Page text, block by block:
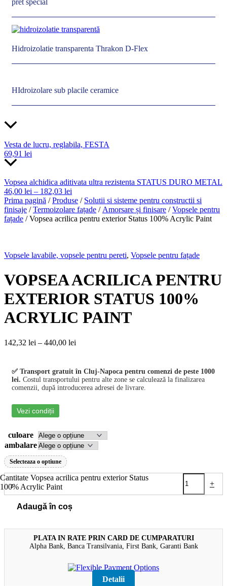
pret special
Hidroizolatie transparenta Thrakon D-Flex
HIdroizolare sub placile ceramice
Vesta de lucru, reglabila, FESTA
69,91 lei
Vopsea alchidica aditivata ultra rezistenta STATUS DURO METAL
46,00 lei – 182,03 lei
Prima pagină /Produse / Solutii si sisteme pentru constructii si
finisaje /Termoizolare fațade / Amorsare și finisare /Vopsele pentru
fațade / Vopsea acrilica pentru exterior Status 100% Acrylic Paint
Vopsele lavabile, vopsele pentru pereti, Vopsele pentru fațade
VOPSEA ACRILICA PENTRU
EXTERIOR STATUS 100%
ACRYLIC PAINT
142,32 lei – 440,00 lei
✅ Transport gratuit în Cluj-Napoca pentru comenzi de peste 1000
lei. Costul transportului pentru alte zone se calculează la finalizarea
comenzii, după introducerea adresei de livrare.
Vezi condiții
culoare
ambalare
Selecteaza o optiune
-
Cantitate Vopsea acrilica pentru exterior Status
100% Acrylic Paint
+
Adaugă în coș
PLATA IN RATE PRIN CARD DE CUMPARATURI
Alpha Bank, Banca Transilvania, First Bank, Garanti Bank
Detalii